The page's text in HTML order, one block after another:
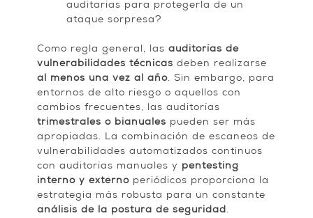
auditarías para protegerla de un
ataque sorpresa?
Como regla general, las auditorías de
vulnerabilidades técnicas deben realizarse
al menos una vez al año. Sin embargo, para
entornos de alto riesgo o aquellos con
cambios frecuentes, las auditorías
trimestrales o bianuales pueden ser más
apropiadas. La combinación de escaneos de
vulnerabilidades automatizados continuos
con auditorías manuales y pentesting
interno y externoperiódicos proporciona la
estrategia más robusta para un constante
análisis de la postura de seguridad.